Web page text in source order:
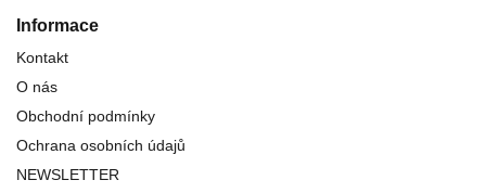
Informace
Kontakt
O nás
Obchodní podmínky
Ochrana osobních údajů
NEWSLETTER